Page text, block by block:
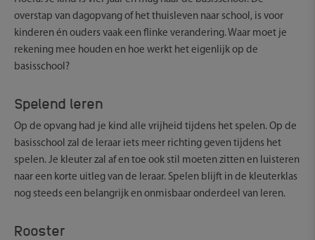
overstap van dagopvang of het thuisleven naar school, is voor
kinderen én ouders vaak een flinke verandering. Waar moet je
rekening mee houden en hoe werkt het eigenlijk op de
basisschool?
Spelend leren
Op de opvang had je kind alle vrijheid tijdens het spelen. Op de
basisschool zal de leraar iets meer richting geven tijdens het
spelen. Je kleuter zal af en toe ook stil moeten zitten en luisteren
naar een korte uitleg van de leraar. Spelen blijft in de kleuterklas
nog steeds een belangrijk en onmisbaar onderdeel van leren.
Rooster